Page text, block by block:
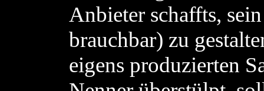
Anbieter schaffts,
brauchbar) zu
eigens produzierten